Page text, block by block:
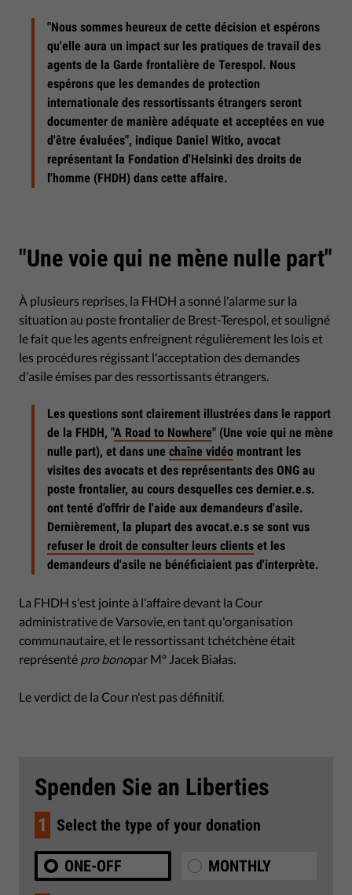
"Nous sommes heureux de cette décision et espérons
qu'elle aura un impact sur les pratiques de travail des
agents de la Garde frontalière de Terespol. Nous
espérons que les demandes de protection
internationale des ressortissants étrangers seront
documenter de manière adéquate et acceptées en vue
d'être évaluées", indique Daniel Witko, avocat
représentant la Fondation d'Helsinki des droits de
l'homme (FHDH) dans cette affaire.
"Une voie qui ne mène nulle part"
À plusieurs reprises, la FHDH a sonné l'alarme sur la
situation au poste frontalier de Brest-Terespol, et souligné
le fait que les agents enfreignent régulièrement les lois et
les procédures régissant l'acceptation des demandes
d'asile émises par des ressortissants étrangers.
Les questions sont clairement illustrées dans le rapport
de la FHDH, "A Road to Nowhere" (Une voie qui ne mène
nulle part), et dans une chaîne vidéo montrant les
visites des avocats et des représentants des ONG au
poste frontalier, au cours desquelles ces dernier.e.s.
ont tenté d'offrir de l'aide aux demandeurs d'asile.
Dernièrement, la plupart des avocat.e.s se sont vus
refuser le droit de consulter leurs clients et les
demandeurs d'asile ne bénéficiaient pas d'interprète.
La FHDH s'est jointe à l'affaire devant la Cour
administrative de Varsovie, en tant qu'organisation
communautaire, et le ressortissant tchétchène était
représenté pro bonopar Mº Jacek Białas.
Le verdict de la Cour n'est pas définitif.
Spenden Sie an Liberties
1 Select the type of your donation
ONE-OFF MONTHLY